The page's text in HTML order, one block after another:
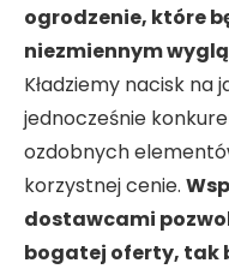
ogrodzenie, które
niezmiennym
Kładziemy nacisk na
jednocześnie
ozdobnych
korzystnej cenie.
dostawcami
bogatej oferty, tak